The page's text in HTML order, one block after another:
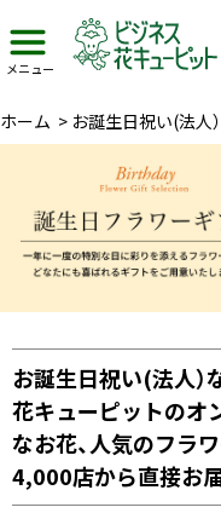
メニュー
ホーム > お誕生日祝い(法人）
お誕生日祝い(法人）
花キューピットのオ
なお花、人気のフラ
4,000店から直接お